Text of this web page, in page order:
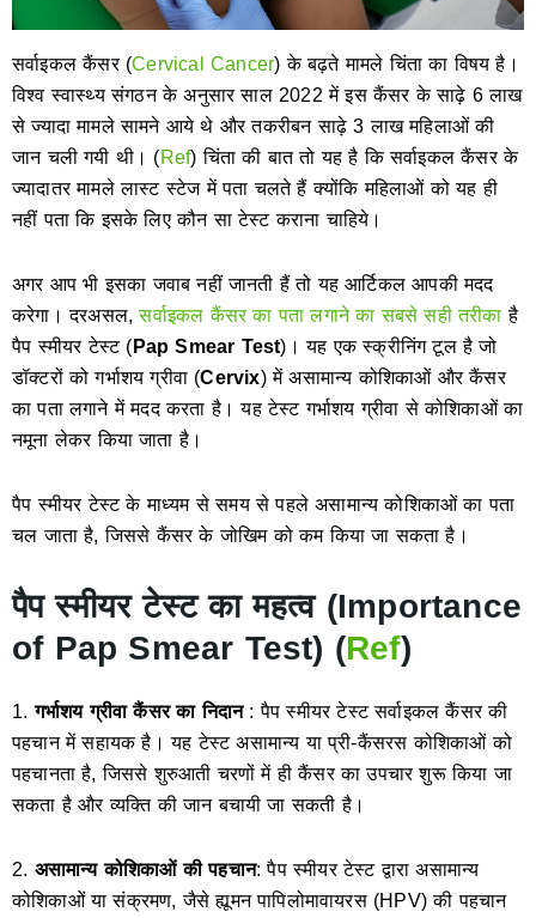
सर्वाइकल कैंसर (Cervical Cancer) के बढ़ते मामले चिंता का विषय है।
विश्व स्वास्थ्य संगठन के अनुसार साल 2022 में इस कैंसर के साढ़े 6 लाख
से ज्यादा मामले सामने आये थे और तकरीबन साढ़े 3 लाख महिलाओं की
जान चली गयी थी। (Ref) चिंता की बात तो यह है कि सर्वाइकल कैंसर के
ज्यादातर मामले लास्ट स्टेज में पता चलते हैं क्योंकि महिलाओं को यह ही
नहीं पता कि इसके लिए कौन सा टेस्ट कराना चाहिये।
अगर आप भी इसका जवाब नहीं जानती हैं तो यह आर्टिकल आपकी मदद
करेगा। दरअसल,सर्वाइकल कैंसर का पता लगाने का सबसे सही तरीका है
पैप स्मीयर टेस्ट ( Pap Smear Test)। यह एक स्क्रीनिंग टूल है जो
डॉक्टरों को गर्भाशय ग्रीवा (Cervix) में असामान्य कोशिकाओं और कैंसर
का पता लगाने में मदद करता है। यह टेस्ट गर्भाशय ग्रीवा से कोशिकाओं का
नमूना लेकर किया जाता है।
पैप स्मीयर टेस्ट के माध्यम से समय से पहले असामान्य कोशिकाओं का पता
चल जाता है, जिससे कैंसर के जोखिम को कम किया जा सकता है।
पैप स्मीयर टेस्ट का महत्व (Importance
of Pap Smear Test) (Ref)
1.गर्भाशय ग्रीवा कैंसर का निदान: पैप स्मीयर टेस्ट सर्वाइकल कैंसर की
पहचान में सहायक है। यह टेस्ट असामान्य या प्री-कैंसरस कोशिकाओं को
पहचानता है, जिससे शुरुआती चरणों में ही कैंसर का उपचार शुरू किया जा
सकता है और व्यक्ति की जान बचायी जा सकती है।
2. असामान्य कोशिकाओं की पहचान: पैप स्मीयर टेस्ट द्वारा असामान्य
कोशिकाओं या संक्रमण, जैसे ह्यूमन पापिलोमावायरस (HPV) की पहचान